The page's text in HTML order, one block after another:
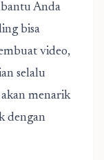
Anda
bisa
video,
selalu
menarik
dengan